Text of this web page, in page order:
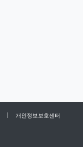
개인정보보호센터